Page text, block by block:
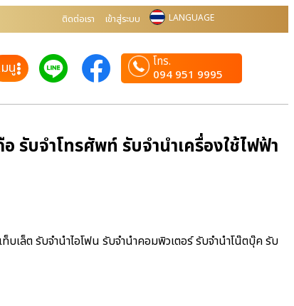
ติดต่อเรา เข้าสู่ระบบ LANGUAGE
มนู
โทร.
094 951 9995
รับจำโทรศัพท์ รับจำนำเครื่องใช้ไฟฟ้า
เล็ต รับจำนำไอโฟน รับจำนำคอมพิวเตอร์ รับจำนำโน๊ตบุ๊ค รับ